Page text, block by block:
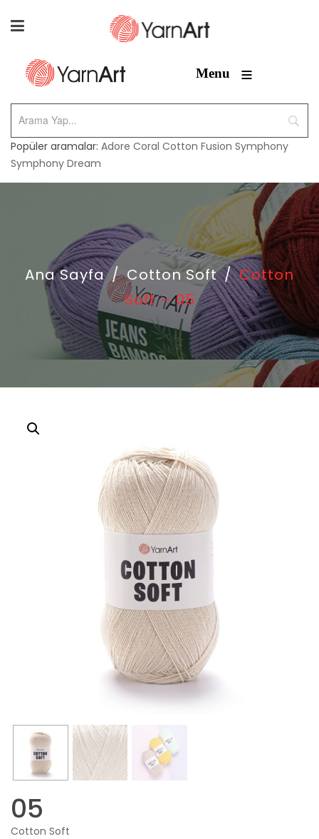
Menu ≡
Popüler aramalar: Adore Coral Cotton Fusion Symphony
Symphony Dream
Ana Sayfa / Cotton Soft / Cotton
Soft – 05
05
Cotton Soft